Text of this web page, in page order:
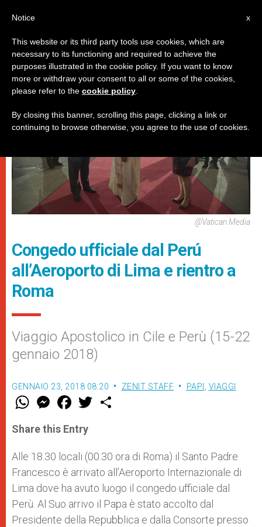
PAPI,VIAGGI
@Vatican Media
Congedo ufficiale dal Perú
all’Aeroporto di Lima e rientro a
Roma
Viaggio Apostolico in Cile e Perù (15-22
gennaio 2018)
GENNAIO 23, 2018 08:20 ZENIT STAFF PAPI , VIAGGI
W
t
s
p
p
M
e
s
e
g
e
r
F
a
e
b
o
k
w
r
Share this Entry
Alle 18.30 locali (00.30 ora di Roma) il Santo Padre
Francesco è arrivato all’Aeroporto Internazionale di
Lima dove ha avuto luogo il congedo ufficiale dal
Perù. Al Suo arrivo il Papa è stato accolto dal
Presidente della Repubblica e dalla Consorte presso
x
Notice
This website or its third party tools use cookies, which are
necessary to its functioning and required to achieve the
purposes illustrated in the cookie policy. If you want to know
more or withdraw your consent to all or some of the cookies,
please refer to the cookie policy
By closing this banner, scrolling this page, clicking a link or
continuing to browse otherwise, you agree to the use of cookies.